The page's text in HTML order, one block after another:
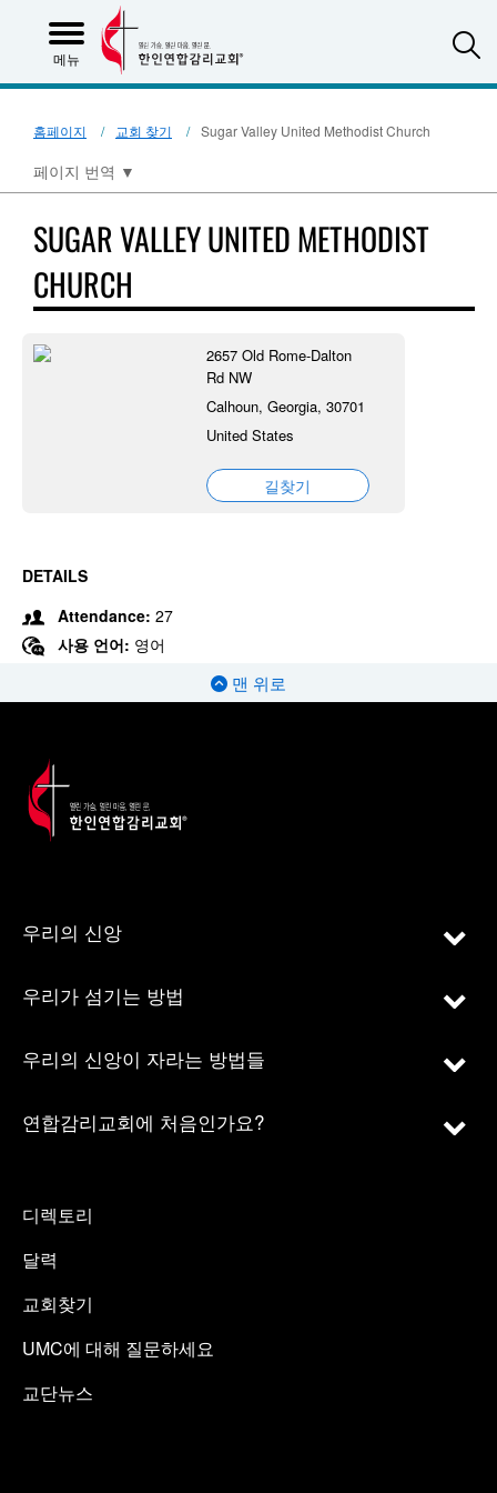
메뉴
홈페이지 교회 찾기 Sugar Valley United Methodist Church
페이지 번역 ▼
SUGAR VALLEY UNITED METHODIST
CHURCH
2657 Old Rome-Dalton
Rd NW
Calhoun, Georgia, 30701
United States
길찾기
DETAILS
Attendance: 27
사용 언어: 영어
맨 위로
우리의 신앙
우리가 섬기는 방법
우리의 신앙이 자라는 방법들
연합감리교회에 처음인가요?
디렉토리
달력
교회찾기
UMC에 대해 질문하세요
교단뉴스